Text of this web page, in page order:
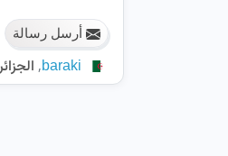
أرسل رسالة
baraki
, الجزائر